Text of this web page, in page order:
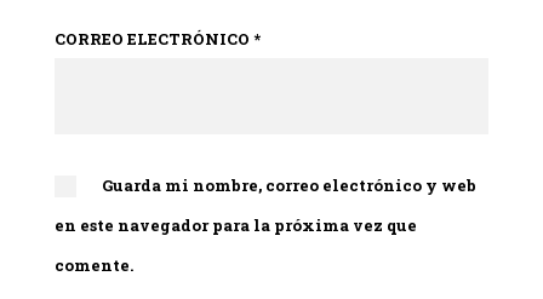
CORREO ELECTRÓNICO *
Guarda mi nombre, correo electrónico y web
en este navegador para la próxima vez que
comente.